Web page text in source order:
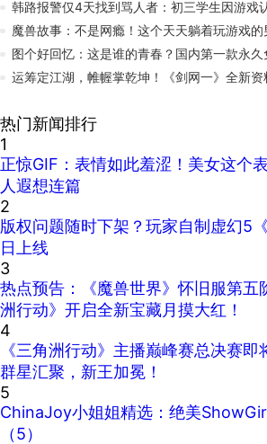
热门新闻排行
1
正惊GIF：表情如此羞涩！美女这个
人遐想连篇
2
版权问题随时下架？玩家自制虚幻5
日上线
3
热点预告：《魔兽世界》怀旧服第五
洲行动》开启全新宝藏月摸大红！
4
《三角洲行动》主播巅峰赛总决赛即
群星汇聚，新王加冕！
5
ChinaJoy小姐姐精选：绝美
（5）